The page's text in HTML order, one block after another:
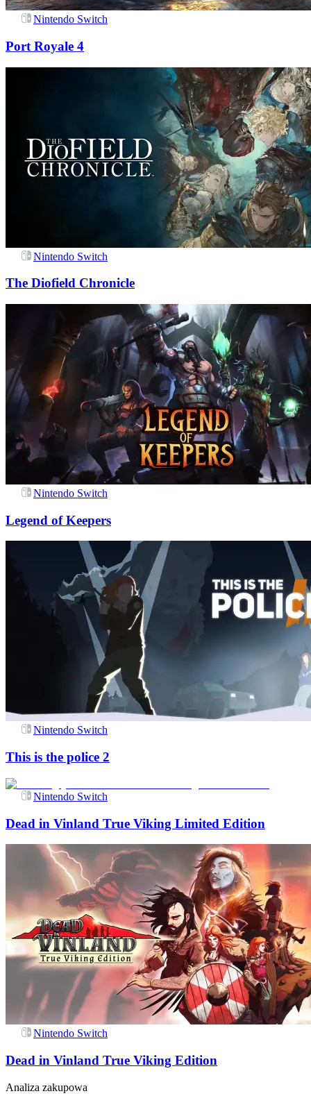
Nintendo Switch
Port Royale 4
Nintendo Switch
The Diofield Chronicle
Nintendo Switch
Legend of Keepers
Nintendo Switch
This is the police 2
Nintendo Switch
Dead in Vinland True Viking Limited Edition
Nintendo Switch
Dead in Vinland True Viking Edition
Analiza zakupowa